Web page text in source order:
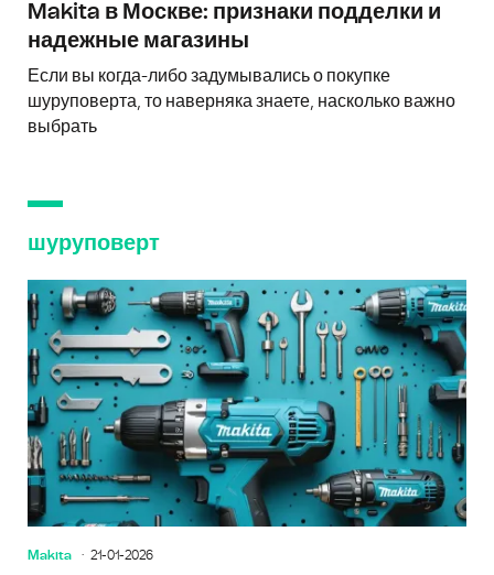
Makita в Москве: признаки подделки и
надежные магазины
Если вы когда-либо задумывались о покупке
шуруповерта, то наверняка знаете, насколько важно
выбрать
шуруповерт
Makita 21-01-2026